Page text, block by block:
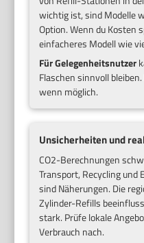
wichtig ist, sind Modelle
Option. Wenn du Kosten
einfacheres Modell wie
Für Gelegenheitsnutzer
Flaschen sinnvoll
wenn möglich.
Unsicherheiten und
CO2-Berechnungen
Transport, Recycling und
sind Näherungen. Die
Zylinder-Refills
stark. Prüfe lokale
Verbrauch nach.